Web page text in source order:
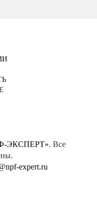
ЭКСПЕРТ». Все
expert.ru